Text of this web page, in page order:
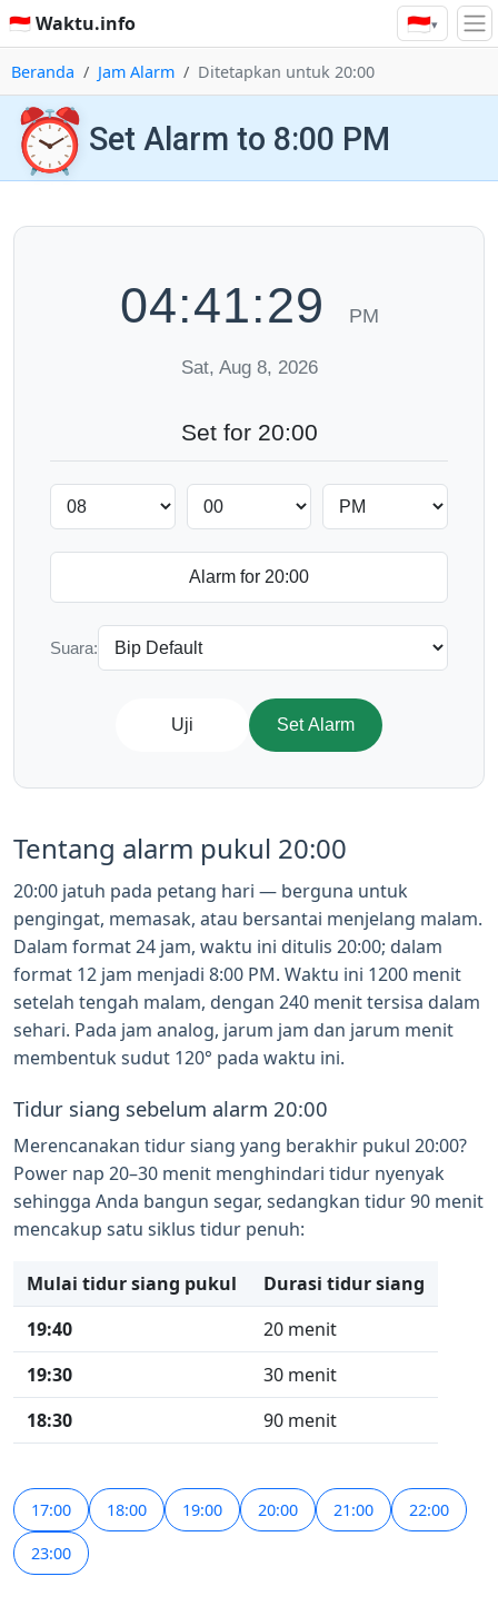
🇮🇩 Waktu.info 🇮🇩▾
Beranda Jam Alarm Ditetapkan untuk 20:00
⏰ Set Alarm to 8:00 PM
04:41:30 PM
Sat, Aug 8, 2026
Set for 20:00
Suara:
Uji Set Alarm
Tentang alarm pukul 20:00
20:00 jatuh pada petang hari — berguna untuk
pengingat, memasak, atau bersantai menjelang malam.
Dalam format 24 jam, waktu ini ditulis 20:00; dalam
format 12 jam menjadi 8:00 PM. Waktu ini 1200 menit
setelah tengah malam, dengan 240 menit tersisa dalam
sehari. Pada jam analog, jarum jam dan jarum menit
membentuk sudut 120° pada waktu ini.
Tidur siang sebelum alarm 20:00
Merencanakan tidur siang yang berakhir pukul 20:00?
Power nap 20–30 menit menghindari tidur nyenyak
sehingga Anda bangun segar, sedangkan tidur 90 menit
mencakup satu siklus tidur penuh:
Mulai tidur siang pukul
Durasi tidur siang
19:40
20 menit
19:30
30 menit
18:30
90 menit
17:00 18:00 19:00 20:00 21:00 22:00
23:00